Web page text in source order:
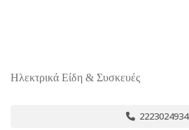
Ηλεκτρικά Είδη & Συσκευές
2223024934